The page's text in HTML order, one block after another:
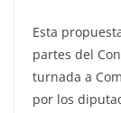
Esta
partes del
turnada a
por los